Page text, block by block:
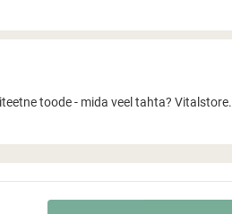
toode - mida veel tahta?